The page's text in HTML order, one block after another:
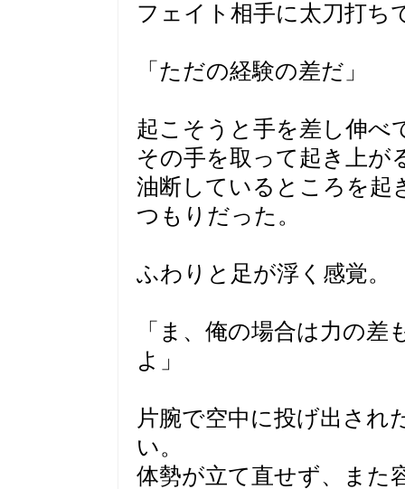
フェイト相手に太刀打ち
「ただの経験の差だ」
起こそうと手を差し伸べ
その手を取って起き上が
油断しているところを起
つもりだった。
ふわりと足が浮く感覚。
「ま、俺の場合は力の
よ」
片腕で空中に投げ出され
い。
体勢が立て直せず、また